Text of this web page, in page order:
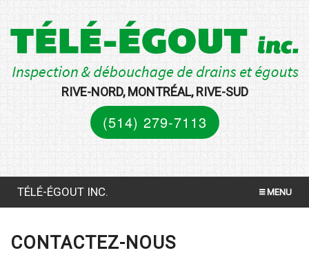
RIVE-NORD, MONTRÉAL, RIVE-SUD
(514) 279-7113
TÉLÉ-ÉGOUT INC. MENU
CONTACTEZ-NOUS